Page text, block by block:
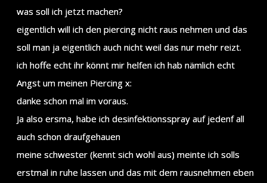
was soll ich jetzt machen?
eigentlich will ich den piercing nicht raus nehmen und das
soll man ja eigentlich auch nicht weil das nur mehr reizt.
ich hoffe echt ihr könnt mir helfen ich hab nämlich echt
Angst um meinen Piercing x:
danke schon mal im voraus.
Ja also ersma, habe ich desinfektionsspray auf jedenf all
auch schon draufgehauen
meine schwester (kennt sich wohl aus) meinte ich solls
erstmal in ruhe lassen und das mit dem rausnehmen eben